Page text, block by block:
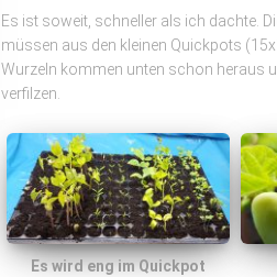
Es ist soweit, schneller als ich dachte.
müssen aus den kleinen Quickpots
Wurzeln kommen unten schon heraus
verfilzen.
Es wird eng im Quickpot